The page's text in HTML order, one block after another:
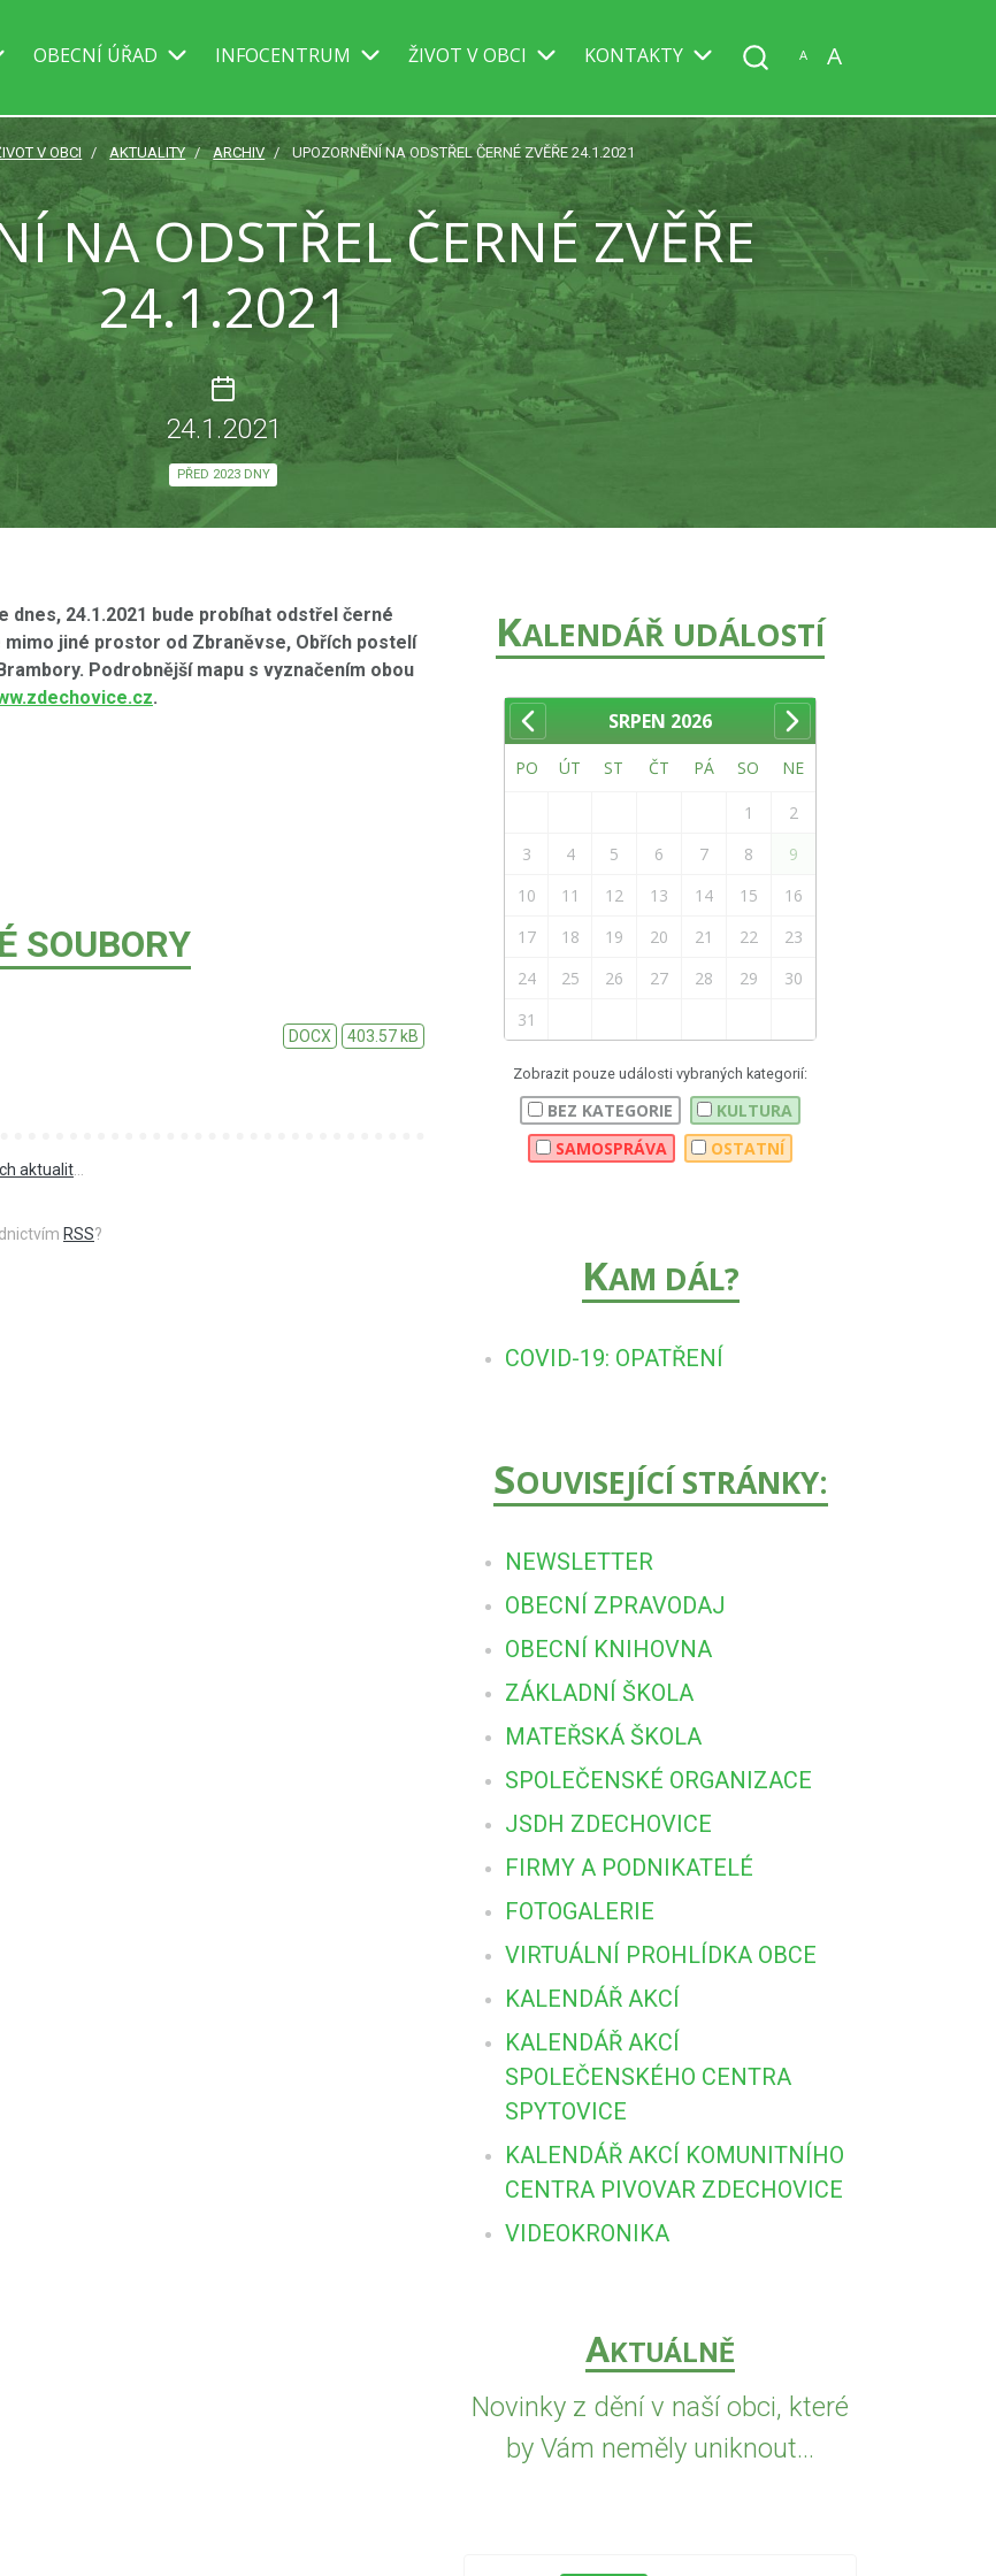
OBECNÍ ÚŘAD INFOCENTRUM ŽIVOT V OBCI KONTAKTY A A
V OBCI AKTUALITY ARCHIV UPOZORNĚNÍ NA ODSTŘEL ČERNÉ ZVĚŘE 24.1.2021
NA ODSTŘEL ČERNÉ ZVĚŘE
24.1.2021
24.1.2021
PŘED 2023 DNY
dnes, 24.1.2021 bude probíhat odstřel černé
jiné prostor od Zbraněvse, Obřích postelí
Podrobnější mapu s vyznačením obou
.
SOUBORY
DOCX 403.57 kB
aktualit
RSS?
KALENDÁŘ UDÁLOSTÍ
SRPEN 2026
PO ÚT ST ČT PÁ SO NE
1
2
3
4 5 6 7 8
9
10
11 12 13 14 15
16
17
18 19 20 21 22
23
24
25 26 27 28 29
30
31
Zobrazit pouze události vybraných kategorií:
BEZ KATEGORIE
KULTURA
SAMOSPRÁVA
OSTATNÍ
KAM DÁL?
COVID-19: OPATŘENÍ
SOUVISEJÍCÍ STRÁNKY:
NEWSLETTER
OBECNÍ ZPRAVODAJ
OBECNÍ KNIHOVNA
ZÁKLADNÍ ŠKOLA
MATEŘSKÁ ŠKOLA
SPOLEČENSKÉ ORGANIZACE
JSDH ZDECHOVICE
FIRMY A PODNIKATELÉ
FOTOGALERIE
VIRTUÁLNÍ PROHLÍDKA OBCE
KALENDÁŘ AKCÍ
KALENDÁŘ AKCÍ
SPOLEČENSKÉHO CENTRA
SPYTOVICE
KALENDÁŘ AKCÍ KOMUNITNÍHO
CENTRA PIVOVAR ZDECHOVICE
VIDEOKRONIKA
AKTUÁLNĚ
Novinky z dění v naší obci, které
by Vám neměly uniknout...